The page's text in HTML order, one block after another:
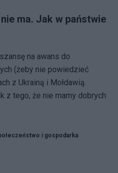
ma. Jak w państwie
na awans do
(żeby nie powiedzieć
z Ukrainą i Mołdawią.
z tego, że nie mamy dobrych
i gospodarka